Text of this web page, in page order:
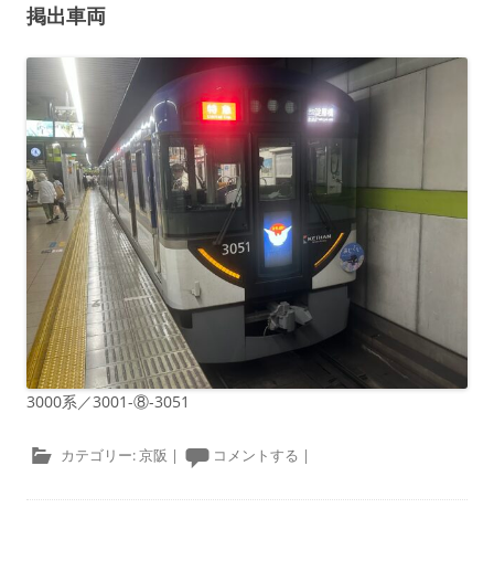
掲出車両
3000系／3001-⑧-3051
カテゴリー:京阪 | コメントする |